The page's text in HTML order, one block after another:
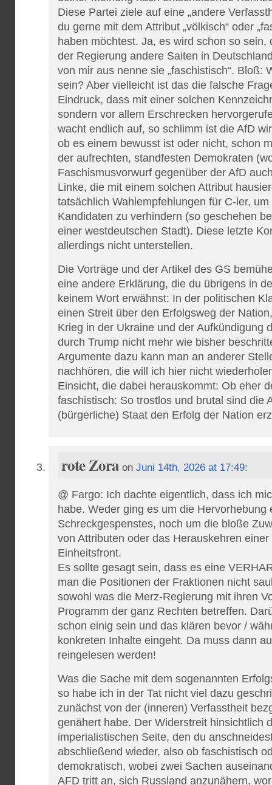
Diese Partei ziele auf eine „andere
du gerne mit dem Attribut „völkisch“ oder
haben möchtest. Ja, es wird schon so sein,
der Regierung andere Saiten in
von mir aus nenne sie „faschistisch“. Bloß:
sein? Aber vielleicht ist das die falsche
Eindruck, dass mit einer solchen
sondern vor allem Erschrecken
wacht endlich auf, so schlimm ist die AfD
ob es einem bewusst ist oder nicht, schon
der aufrechten, standfesten Demokraten
Faschismusvorwurf gegenüber der AfD
Linke, die mit einem solchen Attribut
tatsächlich Wahlempfehlungen für C-ler,
Kandidaten zu verhindern (so geschehen
einer westdeutschen Stadt). Diese letzte
allerdings nicht unterstellen.
Die Vorträge und der Artikel des GS
eine andere Erklärung, die du übrigens in
keinem Wort erwähnst: In der politischen
einen Streit über den Erfolgsweg der
Krieg in der Ukraine und der Aufkündigung
durch Trump nicht mehr wie bisher
Argumente dazu kann man an anderer
nachhören, die will ich hier nicht
Einsicht, die dabei herauskommt: Ob eher
faschistisch: So trostlos und brutal sind die
(bürgerliche) Staat den Erfolg der Nation
rote Zoraon Juni 14th, 2026 at 17:49:
@ Fargo: Ich dachte eigentlich, dass ich
habe. Weder ging es um die Hervorhebung
Schreckgespenstes, noch um die bloße
von Attributen oder das Herauskehren
Einheitsfront.
Es sollte gesagt sein, dass es eine
man die Positionen der Fraktionen nicht
sowohl was die Merz-Regierung mit ihren
Programm der ganz Rechten betreffen.
schon einig sein und das klären bevor /
konkreten Inhalte eingeht. Da muss dann
reingelesen werden!
Was die Sache mit dem sogenannten
so habe ich in der Tat nicht viel dazu
zunächst von der (inneren) Verfasstheit
genähert habe. Der Widerstreit hinsichtlich
imperialistischen Seite, den du
abschließend wieder, also ob faschistisch
demokratisch, wobei zwei Sachen
AFD tritt an, sich Russland anzunähern,